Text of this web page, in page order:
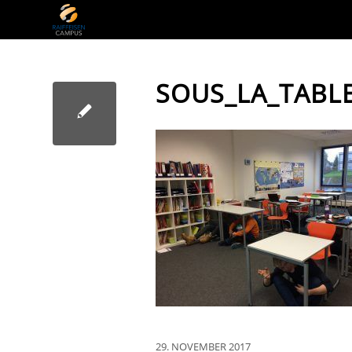
29. NOVEMBER 2017